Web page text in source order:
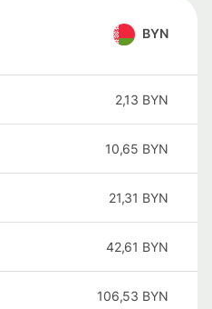
BYN
2,13 BYN
10,65 BYN
21,31 BYN
42,61 BYN
106,53 BYN